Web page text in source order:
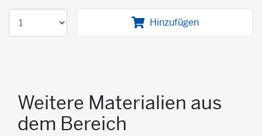
Hinzufügen
Weitere Materialien aus
dem Bereich